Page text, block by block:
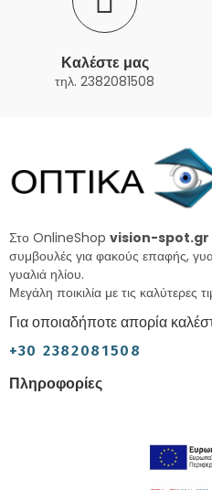
Καλέστε μας
τηλ. 2382081508
Στο OnlineShop vision-spot.gr
συμβουλές για φακούς επαφής,
γυαλιά ηλίου.
Μεγάλη ποικιλία με τις καλύτερες
Για οποιαδήποτε απορία
+30 2382081508
Πληροφορίες